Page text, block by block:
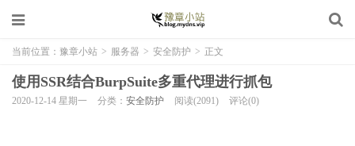
当前位置： 豫章小站 > 服务器 > 安全防护 > 正文
使用SSR结合BurpSuite多重代理进行抓包
2020-12-14 星期一 分类： 安全防护 阅读(2091) 评论(0)